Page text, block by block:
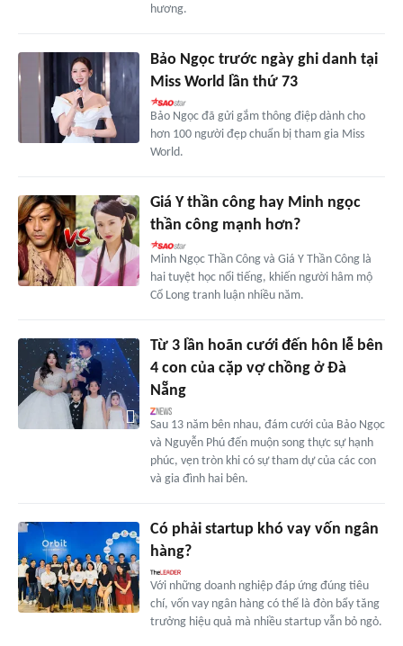
hương.
Bảo Ngọc trước ngày ghi danh tại
Miss World lần thứ 73
Bảo Ngọc đã gửi gắm thông điệp dành cho
hơn 100 người đẹp chuẩn bị tham gia Miss
World.
Giá Y thần công hay Minh ngọc
thần công mạnh hơn?
Minh Ngọc Thần Công và Giá Y Thần Công là
hai tuyệt học nổi tiếng, khiến người hâm mộ
Cổ Long tranh luận nhiều năm.
Từ 3 lần hoãn cưới đến hôn lễ bên
4 con của cặp vợ chồng ở Đà
Nẵng
Sau 13 năm bên nhau, đám cưới của Bảo Ngọc
và Nguyễn Phú đến muộn song thực sự hạnh
phúc, vẹn tròn khi có sự tham dự của các con
và gia đình hai bên.
Có phải startup khó vay vốn ngân
hàng?
Với những doanh nghiệp đáp ứng đúng tiêu
chí, vốn vay ngân hàng có thể là đòn bẩy tăng
trưởng hiệu quả mà nhiều startup vẫn bỏ ngỏ.